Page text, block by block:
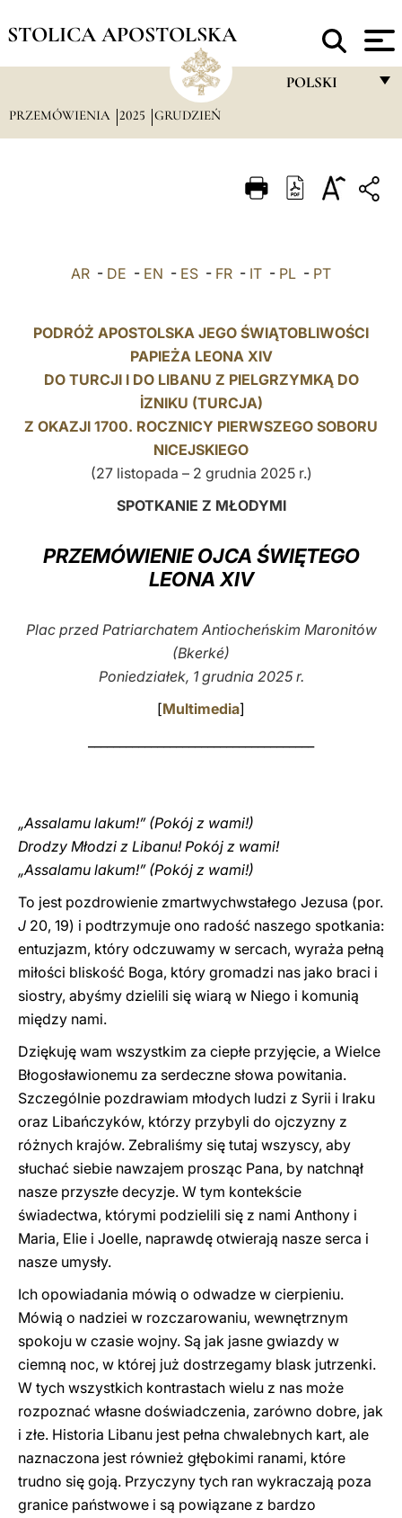
STOLICA APOSTOLSKA
POLSKI
ITALIANO
POLSKI
LATINE
PRZEMÓWIENIA 2025 GRUDZIEŃ
AR - DE - EN - ES - FR - IT - PL - PT
PODRÓŻ APOSTOLSKA JEGO ŚWIĄTOBLIWOŚCI
PAPIEŻA LEONA XIV
DO TURCJI I DO LIBANU Z PIELGRZYMKĄ DO
İZNIKU (TURCJA)
Z OKAZJI 1700. ROCZNICY PIERWSZEGO SOBORU
NICEJSKIEGO
(27 listopada – 2 grudnia 2025 r.)
SPOTKANIE Z MŁODYMI
PRZEMÓWIENIE OJCA ŚWIĘTEGO
LEONA XIV
Plac przed Patriarchatem Antiocheńskim Maronitów
(Bkerké)
Poniedziałek, 1 grudnia 2025 r.
[Multimedia]
„Assalamu lakum!” (Pokój z wami!)
Drodzy Młodzi z Libanu! Pokój z wami!
„Assalamu lakum!” (Pokój z wami!)
To jest pozdrowienie zmartwychwstałego Jezusa (por.
J 20, 19) i podtrzymuje ono radość naszego spotkania:
entuzjazm, który odczuwamy w sercach, wyraża pełną
miłości bliskość Boga, który gromadzi nas jako braci i
siostry, abyśmy dzielili się wiarą w Niego i komunią
między nami.
Dziękuję wam wszystkim za ciepłe przyjęcie, a Wielce
Błogosławionemu za serdeczne słowa powitania.
Szczególnie pozdrawiam młodych ludzi z Syrii i Iraku
oraz Libańczyków, którzy przybyli do ojczyzny z
różnych krajów. Zebraliśmy się tutaj wszyscy, aby
słuchać siebie nawzajem prosząc Pana, by natchnął
nasze przyszłe decyzje. W tym kontekście
świadectwa, którymi podzielili się z nami Anthony i
Maria, Elie i Joelle, naprawdę otwierają nasze serca i
nasze umysły.
Ich opowiadania mówią o odwadze w cierpieniu.
Mówią o nadziei w rozczarowaniu, wewnętrznym
spokoju w czasie wojny. Są jak jasne gwiazdy w
ciemną noc, w której już dostrzegamy blask jutrzenki.
W tych wszystkich kontrastach wielu z nas może
rozpoznać własne doświadczenia, zarówno dobre, jak
i złe. Historia Libanu jest pełna chwalebnych kart, ale
naznaczona jest również głębokimi ranami, które
trudno się goją. Przyczyny tych ran wykraczają poza
granice państwowe i są powiązane z bardzo